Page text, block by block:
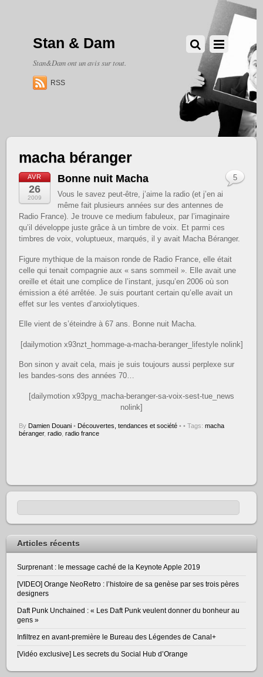
Stan & Dam
Stan&Dam ont un avis sur tout.
RSS
macha béranger
AVR
26
2009
Bonne nuit Macha
Vous le savez peut-être, j’aime la radio (et j’en ai
même fait plusieurs années sur des antennes de
Radio France). Je trouve ce medium fabuleux, par l’imaginaire
qu’il développe juste grâce à un timbre de voix. Et parmi ces
timbres de voix, voluptueux, marqués, il y avait Macha Béranger.
Figure mythique de la maison ronde de Radio France, elle était
celle qui tenait compagnie aux « sans sommeil ». Elle avait une
oreille et était une complice de l’instant, jusqu’en 2006 où son
émission a été arrêtée. Je suis pourtant certain qu’elle avait un
effet sur les ventes d’anxiolytiques.
Elle vient de s’éteindre à 67 ans. Bonne nuit Macha.
[dailymotion x93nzt_hommage-a-macha-beranger_lifestyle nolink]
Bon sinon y avait cela, mais je suis toujours aussi perplexe sur
les bandes-sons des années 70…
[dailymotion x93pyg_macha-beranger-sa-voix-sest-tue_news
nolink]
By Damien Douani • Découvertes, tendances et société •
5
• Tags:macha
béranger,radio ,radio france
Articles récents
Surprenant : le message caché de la Keynote Apple 2019
[VIDEO] Orange NeoRetro : l’histoire de sa genèse par ses trois pères
designers
Daft Punk Unchained : « Les Daft Punk veulent donner du bonheur au
gens »
Infiltrez en avant-première le Bureau des Légendes de Canal+
[Vidéo exclusive] Les secrets du Social Hub d’Orange